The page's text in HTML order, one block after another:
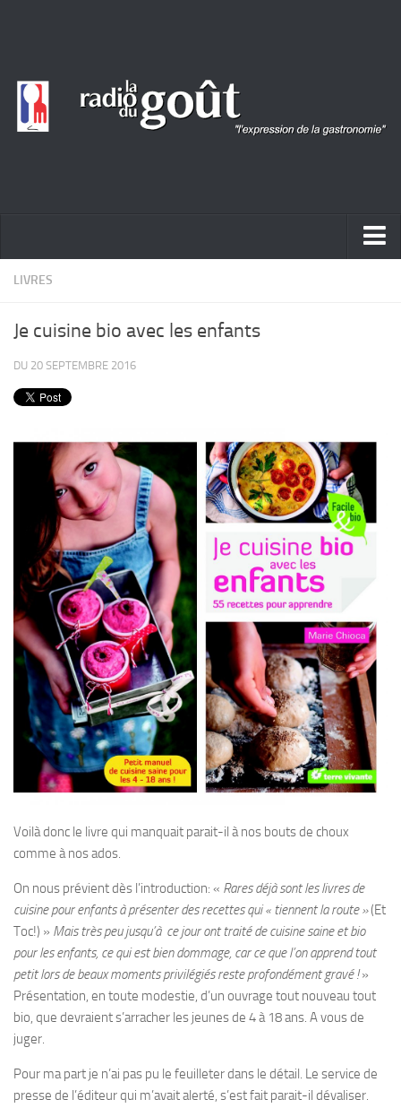
ACTUALITÉ
PRODUITS
RECETTES
Entrées
Plats
Desserts
Sauces
LIVRES
Je cuisine bio avec les enfants
DU 20 SEPTEMBRE 2016
Voilà donc le livre qui manquait parait-il à nos bouts de choux
comme à nos ados.
On nous prévient dès l’introduction: « Rares déjà sont les livres de
cuisine pour enfants à présenter des recettes qui « tiennent la route »(Et
Toc!) » Mais très peu jusqu’à ce jour ont traité de cuisine saine et bio
pour les enfants, ce qui est bien dommage, car ce que l’on apprend tout
petit lors de beaux moments privilégiés reste profondément gravé !»
Présentation, en toute modestie, d’un ouvrage tout nouveau tout
bio, que devraient s’arracher les jeunes de 4 à 18 ans. A vous de
juger.
Pour ma part je n’ai pas pu le feuilleter dans le détail. Le service de
presse de l’éditeur qui m’avait alerté, s’est fait parait-il dévaliser.